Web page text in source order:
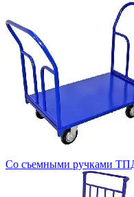
Со съемными ручками